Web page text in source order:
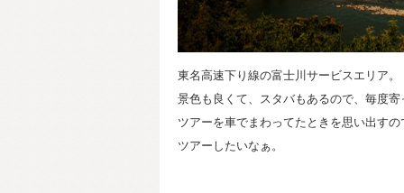
東名高速下り線の富士川サービスエリア。
景色も良くて、スタバもあるので、毎度寄
ツアーを車でまわってたときを思い出すの
ツアーしたいなぁ。